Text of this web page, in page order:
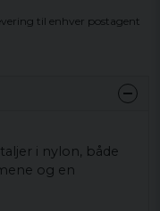
til enhver postagent
i nylon, både
og en